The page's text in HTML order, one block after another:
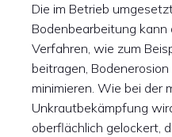
Die im Betrieb
Bodenbearbeitung kann
Verfahren, wie zum
beitragen,
minimieren. Wie bei der
Unkrautbekämpfung
oberflächlich gelockert,